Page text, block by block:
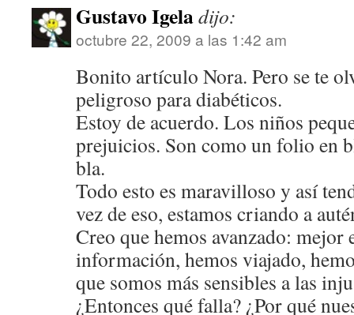
Gustavo Igeladijo:
octubre 22, 2009 a las 1:42 am
Bonito artículo Nora. Pero se te
peligroso para diabéticos.
Estoy de acuerdo. Los niños
prejuicios. Son como un folio en
bla.
Todo esto es maravilloso y así
vez de eso, estamos criando a
Creo que hemos avanzado: mejor
información, hemos viajado,
que somos más sensibles a las
¿Entonces qué falla? ¿Por qué